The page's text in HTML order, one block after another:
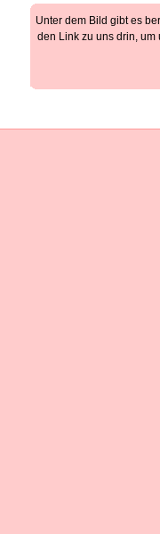
Unter dem Bild gibt es
den Link zu uns drin,